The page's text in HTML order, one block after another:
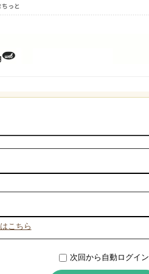
こちら
次回から自動ログイン